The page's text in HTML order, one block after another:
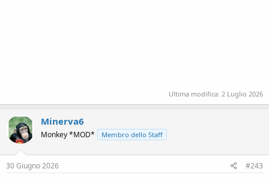
Ultima modifica: 2 Luglio 2026
Minerva6
Monkey *MOD* Membro dello Staff
30 Giugno 2026 #243